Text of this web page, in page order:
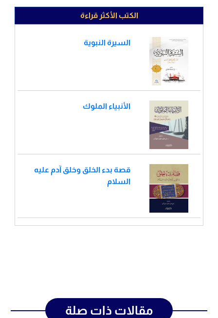
الكتب الأكثر قراءة
السيرة النبوية
الأنبياء الملوك
قصة بدء الخلق وخلق آدم عليه
السلام
مقالات ذات صلة